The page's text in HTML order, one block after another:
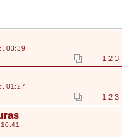
03:39
1 2 3
01:27
1 2 3